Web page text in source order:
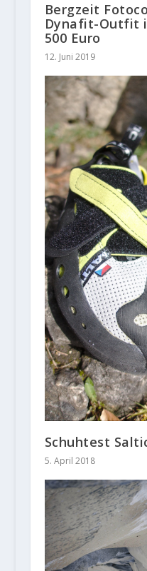
Bergzeit
Dynafit-Outfit
500 Euro
12. Juni 2019
Schuhtest
5. April 2018